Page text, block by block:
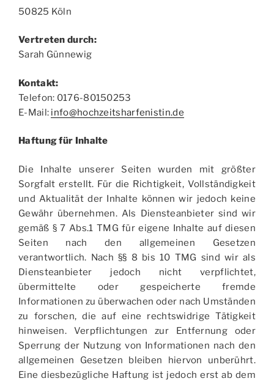
50825 Köln
Vertreten durch:
Sarah Günnewig
Kontakt:
Telefon: 0176-80150253
E-Mail: info@hochzeitsharfenistin.de
Haftung für Inhalte
Die Inhalte unserer Seiten wurden mit größter
Sorgfalt erstellt. Für die Richtigkeit, Vollständigkeit
und Aktualität der Inhalte können wir jedoch keine
Gewähr übernehmen. Als Diensteanbieter sind wir
gemäß § 7 Abs.1 TMG für eigene Inhalte auf diesen
Seiten nach den allgemeinen Gesetzen
verantwortlich. Nach §§ 8 bis 10 TMG sind wir als
Diensteanbieter jedoch nicht verpflichtet,
übermittelte oder gespeicherte fremde
Informationen zu überwachen oder nach Umständen
zu forschen, die auf eine rechtswidrige Tätigkeit
hinweisen. Verpflichtungen zur Entfernung oder
Sperrung der Nutzung von Informationen nach den
allgemeinen Gesetzen bleiben hiervon unberührt.
Eine diesbezügliche Haftung ist jedoch erst ab dem